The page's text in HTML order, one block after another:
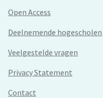
Open Access
Deelnemende hogescholen
Veelgestelde vragen
Privacy Statement
Contact